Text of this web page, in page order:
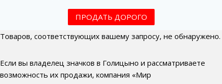
ПРОДАТЬ ДОРОГО
Товаров, соответствующих вашему запросу, не обнаружено.
Если вы владелец значков в Голицыно и рассматриваете
возможность их продажи, компания «Мир